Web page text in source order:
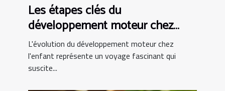
Les étapes clés du
développement moteur chez
l'enfant
L'évolution du développement moteur chez
l'enfant représente un voyage fascinant qui
suscite...